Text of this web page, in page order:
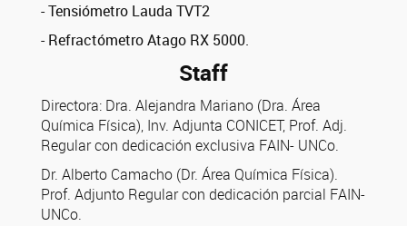
- Tensiómetro Lauda TVT2
- Refractómetro Atago RX 5000.
Staff
Directora: Dra. Alejandra Mariano (Dra. Área
Química Física), Inv. Adjunta CONICET, Prof. Adj.
Regular con dedicación exclusiva FAIN- UNCo.
Dr. Alberto Camacho (Dr. Área Química Física).
Prof. Adjunto Regular con dedicación parcial FAIN-
UNCo.